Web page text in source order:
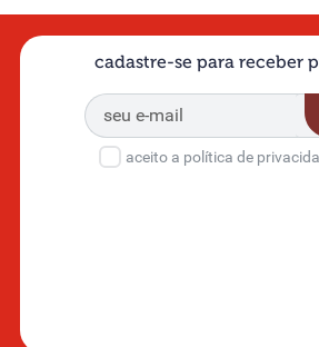
cadastre-se para receber
aceito a política de